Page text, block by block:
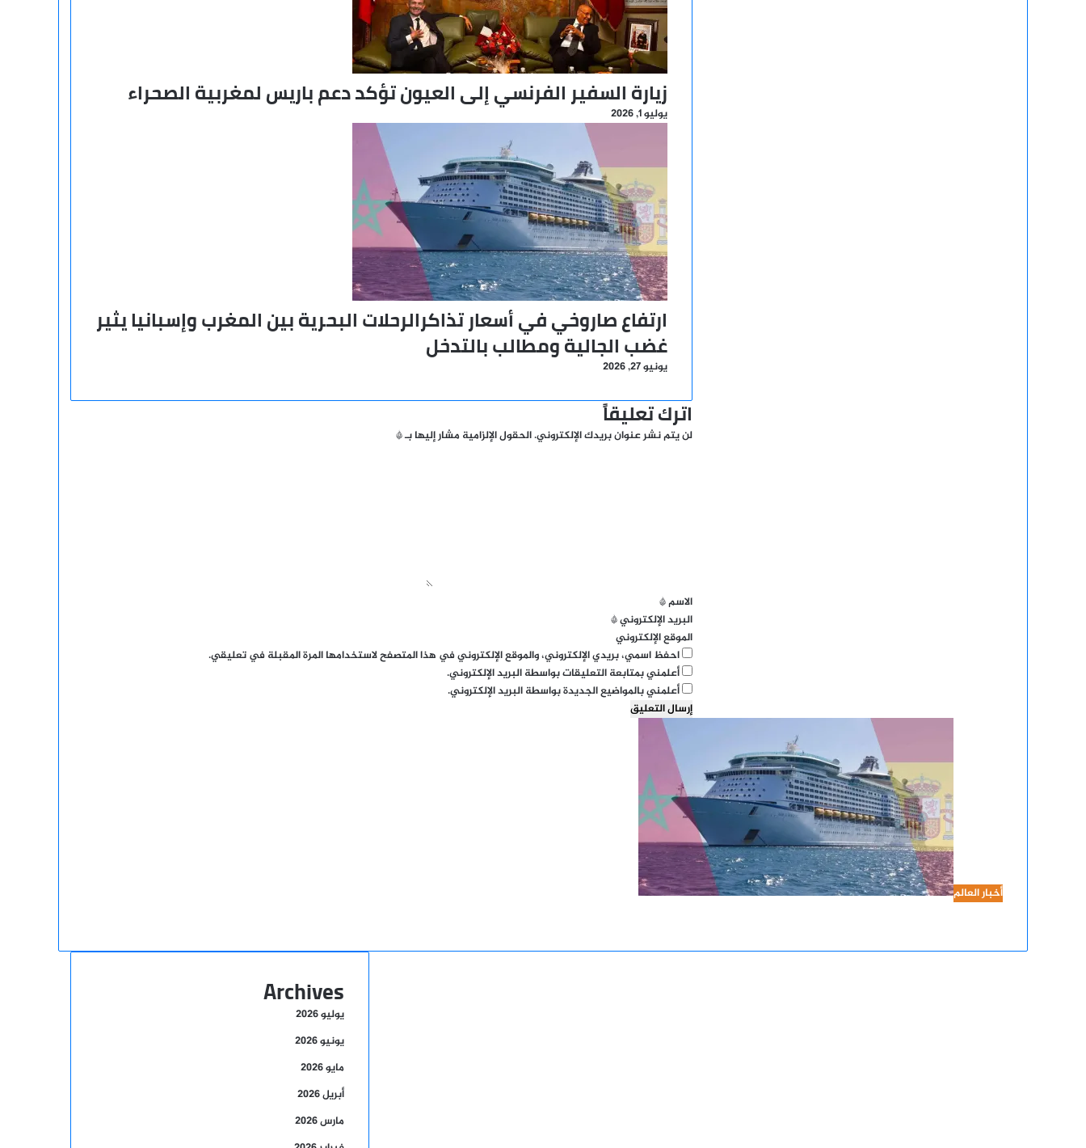
زيارة السفير الفرنسي إلى العيون تؤكد دعم باريس لمغربية الصحراء
يوليو 1, 2026
ارتفاع صاروخي في أسعار تذاكرالرحلات البحرية بين المغرب وإسبانيا يثير
غضب الجالية ومطالب بالتدخل
يونيو 27, 2026
اترك تعليقاً
لن يتم نشر عنوان بريدك الإلكتروني.الحقول الإلزامية مشار إليها بـ*
الاسم*
البريد الإلكتروني*
الموقع الإلكتروني
احفظ اسمي، بريدي الإلكتروني، والموقع الإلكتروني في هذا المتصفح لاستخدامها المرة المقبلة في تعليقي.
أعلمني بمتابعة التعليقات بواسطة البريد الإلكتروني.
أعلمني بالمواضيع الجديدة بواسطة البريد الإلكتروني.
أخبار العالم
Archives
يوليو 2026
يونيو 2026
مايو 2026
أبريل 2026
مارس 2026